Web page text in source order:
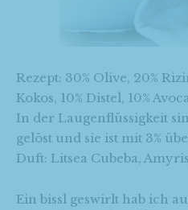
Rezept: 30% Olive, 20%
Kokos, 10% Distel, 10%
In der Laugenflüssigkeit
gelöst und sie ist mit 3%
Duft: Litsea Cubeba,
Ein bissl geswirlt hab ich